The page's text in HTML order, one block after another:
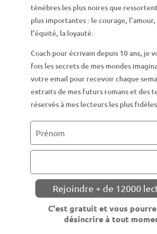
ténèbres les plus noires que
plus importantes : le courage, l’amour,
l’équité, la loyauté.
Coach pour écrivain depuis 10 ans, je
fois les secrets de mes mondes
votre email pour recevoir chaque
extraits de mes futurs romans et des
réservés à mes lecteurs les plus